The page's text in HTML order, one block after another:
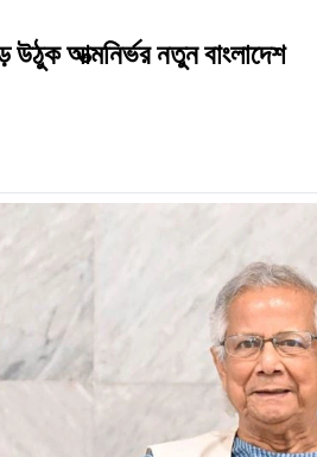
উঠুক আত্মনির্ভর নতুন বাংলাদেশ